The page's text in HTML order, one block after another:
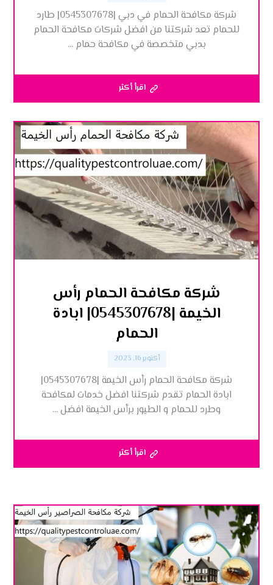
شركة مكافحة الحمام في دبي |0545307678| طارد
للحمام تعد شركتنا من افضل شركات مكافحة الحمام
بدبي متخصصة في مكافحة حمام ...
اقرأ أكثر
شركة مكافحة الحمام رأس
الخيمة |0545307678| ابادة
الحمام
أكتوبر 16, 2023
شركة مكافحة الحمام رأس الخيمة |0545307678|
ابادة الحمام تقدم شركتنا افضل خدمات لمكافحة
وطرد للحمام و الطيور برأس الخيمة افضل ...
اقرأ أكثر